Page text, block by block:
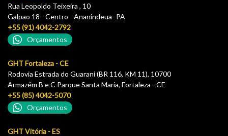
Rua Leopoldo Teixeira , 10
Galpao 18 - Centro - Ananindeua- PA
+55 (91) 4042-2792
Orçamentos
GHT Fortaleza - CE
Rodovia Estrada do Guarani (BR 116, KM 11), 10700
Armazém B e C Parque Santa Maria, Fortaleza - CE
+55 (85) 4042-5070
Orçamentos
GHT Vitória - ES